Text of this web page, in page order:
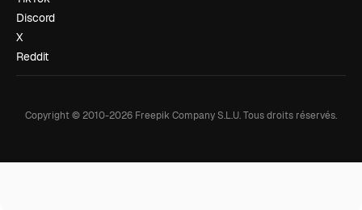
Discord
X
Reddit
Copyright © 2010-2026 Freepik Company S.L.U.Tous droits réservés.